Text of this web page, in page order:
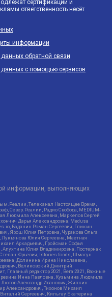
сертификации и
ответственность несёт
информации
обратной связи
данных с помощью сервисов
информации, выполняющих
Телеканал Настоящее Время,
Север.Реалии, Радио Свобода, MEDIUM-
Людмила Алексеевна, Маркелов Сергей
Дарья Александровна, Medusa
Баданин Роман Сергеевич, Гликин
Ярош Юлия Петровна, Чуракова Ольга
Юлия Сергеевна, Маетная
Аркадьевич, Гройсман Софья
Юлия Владимировна, Постернак
Юрьевич, Istories fonds, Шмагун
Долинина Ирина Николаевна,
Великовский Дмитрий
Главный редактор 2021, Вега 2021, Важные
Инна Павловна, Кузьмина Людмила
Лютов Александр Иванович, Жилкин
Александрович, Тихонов Михаил
Сергеевич, Кильтау Екатерина